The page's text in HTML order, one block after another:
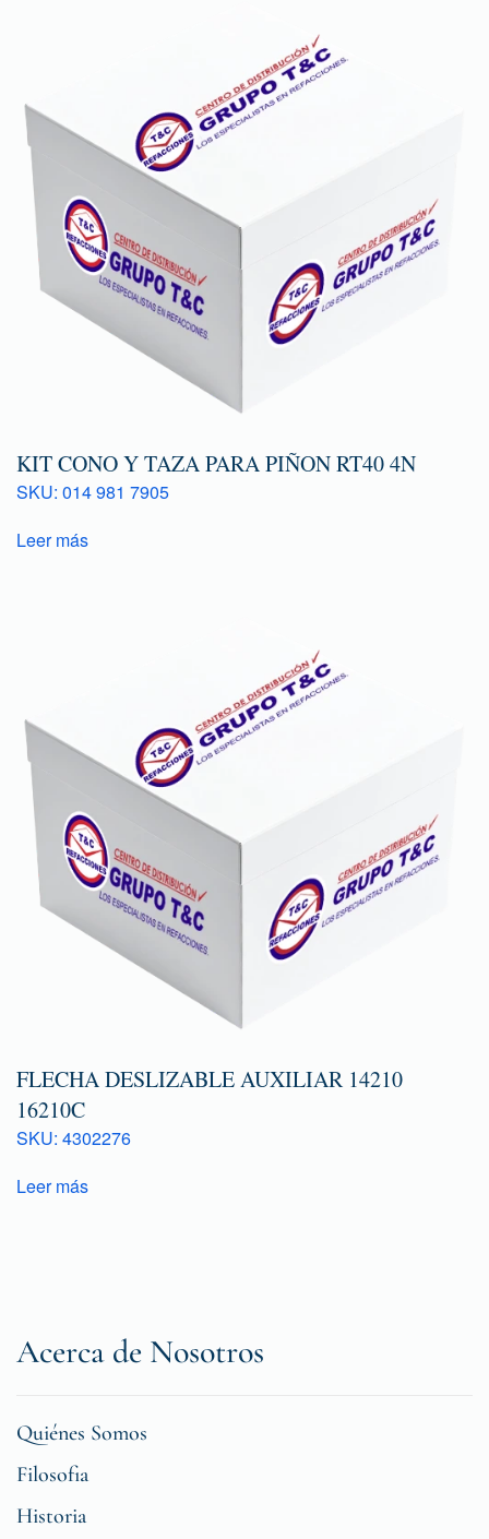
KIT CONO Y TAZA PARA PIÑON RT40 4N
SKU: 014 981 7905
Leer más
FLECHA DESLIZABLE AUXILIAR 14210
16210C
SKU: 4302276
Leer más
Acerca de Nosotros
Quiénes Somos
Filosofia
Historia